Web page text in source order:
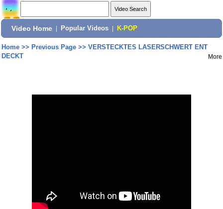
Video Home Popular Videos K-POP
Home>> Previous Page>> VERSTECKTES LASERSCHWERT ENT
DECKT
More